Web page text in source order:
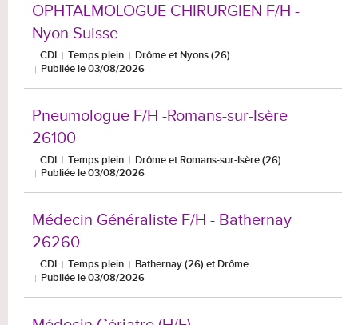
OPHTALMOLOGUE CHIRURGIEN F/H -
Nyon Suisse
CDI Temps plein
Drôme et Nyons (26)
Publiée le 03/08/2026
Pneumologue F/H -Romans-sur-Isère
26100
CDI Temps plein
Drôme et Romans-sur-Isère (26)
Publiée le 03/08/2026
Médecin Généraliste F/H - Bathernay
26260
CDI Temps plein
Bathernay (26) et Drôme
Publiée le 03/08/2026